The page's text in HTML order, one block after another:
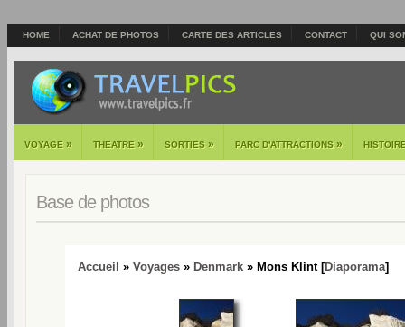
HOME ACHAT DE PHOTOS CARTE DES ARTICLES CONTACT QUI
VOYAGE » THEATRE » SORTIES » PARC D'ATTRACTIONS »
Base de photos
Accueil » Voyages » Denmark » Mons Klint [Diaporama]